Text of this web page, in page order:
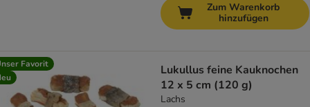
Zum Warenkorb
hinzufügen
Favorit
Lukullus feine Kauknochen
12 x 5 cm (120 g)
Lachs